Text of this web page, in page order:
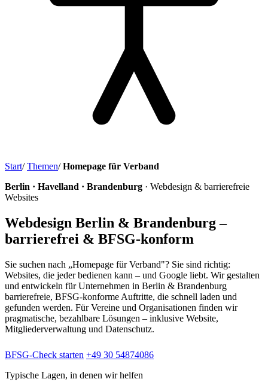
Start/ Themen/ Homepage für Verband
Berlin · Havelland · Brandenburg · Webdesign & barrierefreie
Websites
Webdesign Berlin & Brandenburg –
barrierefrei & BFSG-konform
Sie suchen nach „Homepage für Verband"? Sie sind richtig:
Websites, die jeder bedienen kann – und Google liebt. Wir gestalten
und entwickeln für Unternehmen in Berlin & Brandenburg
barrierefreie, BFSG-konforme Auftritte, die schnell laden und
gefunden werden. Für Vereine und Organisationen finden wir
pragmatische, bezahlbare Lösungen – inklusive Website,
Mitgliederverwaltung und Datenschutz.
BFSG-Check starten +49 30 54874086
Typische Lagen, in denen wir helfen